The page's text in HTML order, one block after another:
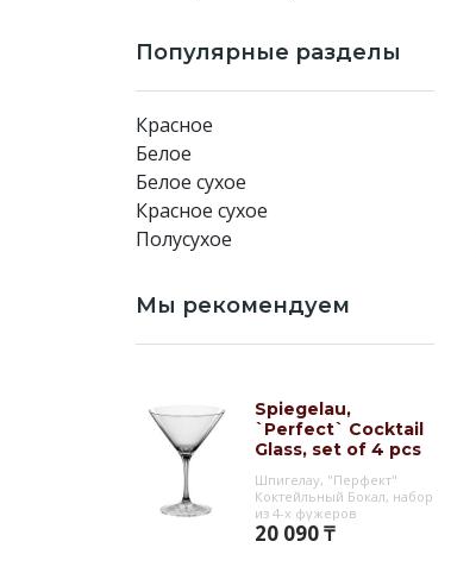
Популярные разделы
Красное
Белое
Белое сухое
Красное сухое
Полусухое
Мы рекомендуем
Spiegelau,
`Perfect` Cocktail
Glass, set of 4 pcs
Шпигелау, "Перфект"
Коктейльный Бокал, набор
из 4-х фужеров
20 090 ₸